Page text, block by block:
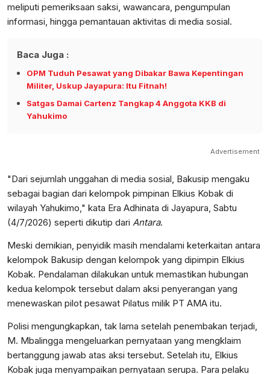
meliputi pemeriksaan saksi, wawancara, pengumpulan
informasi, hingga pemantauan aktivitas di media sosial.
Baca Juga :
OPM Tuduh Pesawat yang Dibakar Bawa Kepentingan
Militer, Uskup Jayapura: Itu Fitnah!
Satgas Damai Cartenz Tangkap 4 Anggota KKB di
Yahukimo
Advertisement
"Dari sejumlah unggahan di media sosial, Bakusip mengaku
sebagai bagian dari kelompok pimpinan Elkius Kobak di
wilayah Yahukimo," kata Era Adhinata di Jayapura, Sabtu
(4/7/2026) seperti dikutip dari Antara.
Meski demikian, penyidik masih mendalami keterkaitan antara
kelompok Bakusip dengan kelompok yang dipimpin Elkius
Kobak. Pendalaman dilakukan untuk memastikan hubungan
kedua kelompok tersebut dalam aksi penyerangan yang
menewaskan pilot pesawat Pilatus milik PT AMA itu.
Polisi mengungkapkan, tak lama setelah penembakan terjadi,
M. Mbalingga mengeluarkan pernyataan yang mengklaim
bertanggung jawab atas aksi tersebut. Setelah itu, Elkius
Kobak juga menyampaikan pernyataan serupa. Para pelaku